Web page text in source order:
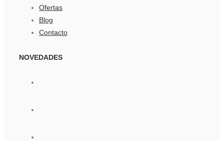
Ofertas
Blog
Contacto
NOVEDADES